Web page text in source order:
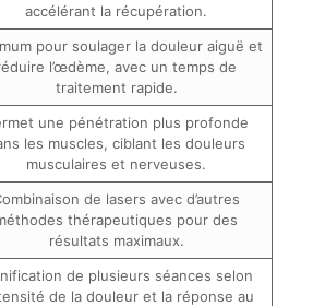
accélérant la récupération.
pour soulager la douleur aiguë et
l’œdème, avec un temps de
traitement rapide.
une pénétration plus profonde
les muscles, ciblant les douleurs
musculaires et nerveuses.
de lasers avec d’autres
thérapeutiques pour des
résultats maximaux.
de plusieurs séances selon
de la douleur et la réponse au